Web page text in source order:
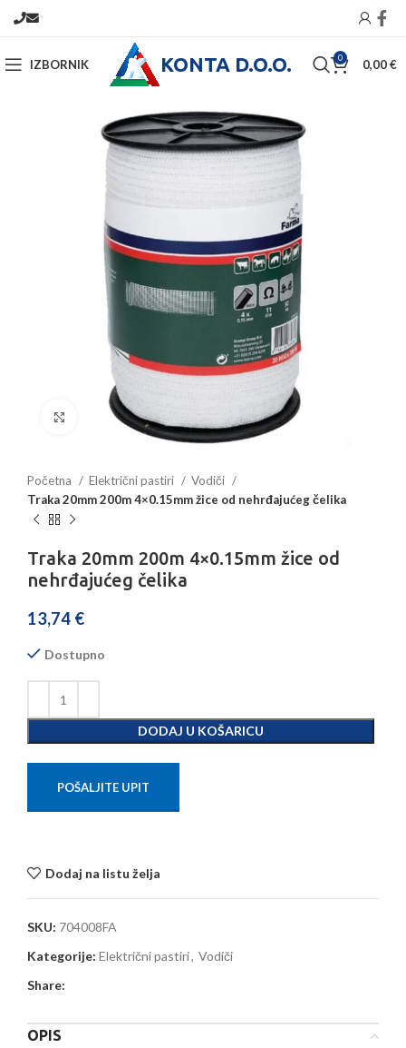
IZBORNIK KONTA D.O.O. 0 0,00€
Povećajte sliku
Početna Električni pastiri
Vodiči
Traka 20mm 200m 4×0.15mm žice od nehrđajućeg čelika
Traka 20mm 200m 4×0.15mm žice od
nehrđajućeg čelika
13,74 €
Dostupno
DODAJ U KOŠARICU
POŠALJITE UPIT
Dodaj na listu želja
SKU: 704008FA
Kategorije: Električni pastiri, Vodiči
Share:
OPIS